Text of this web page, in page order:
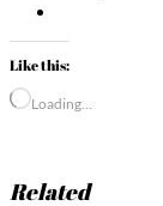
Like this:
Loading…
Related